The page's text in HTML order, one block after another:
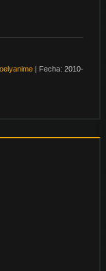
| Fecha: 2010-